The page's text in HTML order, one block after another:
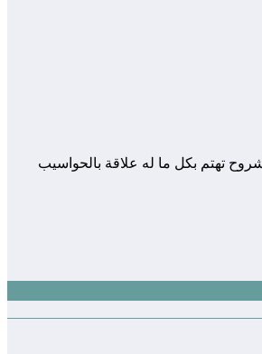
العربي . قلعة الشروح تهتم بكل ما له علاقة بالحواسيب